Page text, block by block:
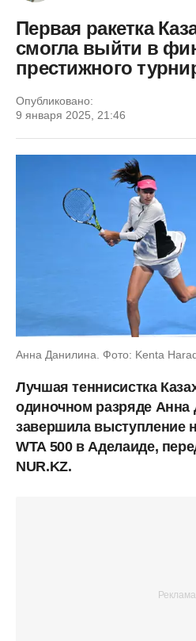
Первая ракетка
смогла выйти в
престижного
Опубликовано:
9 января 2025, 21:46
Анна Данилина. Фото: Kenta
Лучшая теннисистка
одиночном разряде Анна
завершила выступление
WTA 500 в Аделаиде,
NUR.KZ.